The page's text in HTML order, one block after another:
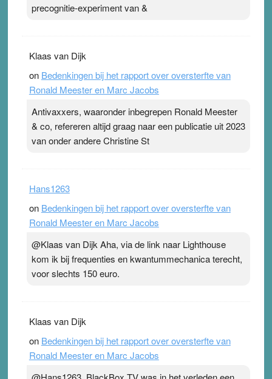
precognitie-experiment van &
Klaas van Dijk
on Bedenkingen bij het rapport over oversterfte van
Ronald Meester en Marc Jacobs
Antivaxxers, waaronder inbegrepen Ronald Meester
& co, refereren altijd graag naar een publicatie uit 2023
van onder andere Christine St
Hans1263
on Bedenkingen bij het rapport over oversterfte van
Ronald Meester en Marc Jacobs
@Klaas van Dijk Aha, via de link naar Lighthouse
kom ik bij frequenties en kwantummechanica terecht,
voor slechts 150 euro.
Klaas van Dijk
on Bedenkingen bij het rapport over oversterfte van
Ronald Meester en Marc Jacobs